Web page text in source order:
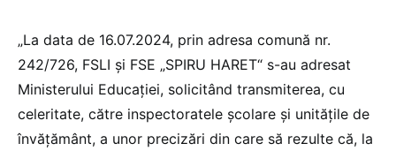
„La data de 16.07.2024, prin adresa comună nr.
242/726, FSLI și FSE „SPIRU HARET“ s-au adresat
Ministerului Educației, solicitând transmiterea, cu
celeritate, către inspectoratele școlare și unitățile de
învățământ, a unor precizări din care să rezulte că, la